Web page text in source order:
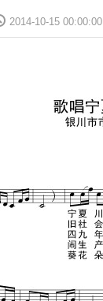
2014-10-15 00:00:00